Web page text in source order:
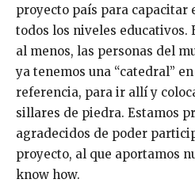
proyecto país para capacitar
todos los niveles educativos.
al menos, las personas del
ya tenemos una “catedral”
referencia, para ir allí y
sillares de piedra. Estamos
agradecidos de poder
proyecto, al que aportamos
know how.